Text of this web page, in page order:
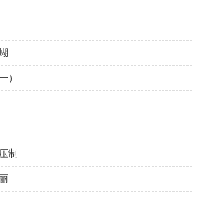
）
制